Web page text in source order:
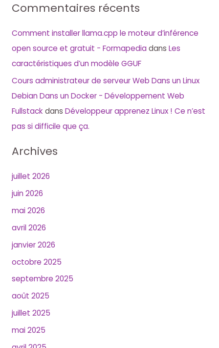
Commentaires récents
Comment installer llama.cpp le moteur d’inférence
open source et gratuit - Formapediadans Les
caractéristiques d’un modèle GGUF
Cours administrateur de serveur Web Dans un Linux
Debian Dans un Docker - Développement Web
Fullstack dans Développeur apprenez Linux ! Ce n’est
pas si difficile que ça.
Archives
juillet 2026
juin 2026
mai 2026
avril 2026
janvier 2026
octobre 2025
septembre 2025
août 2025
juillet 2025
mai 2025